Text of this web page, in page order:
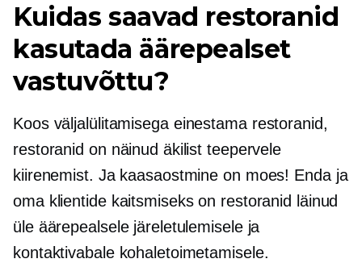
Kuidas saavad restoranid
kasutada äärepealset
vastuvõttu?
Koos väljalülitamisega einestamarestoranid,
restoranid on näinud äkilist teepervele
kiirenemist. Ja kaasaostmine on moes! Enda ja
oma klientide kaitsmiseks on restoranid läinud
üle äärepealsele järeletulemisele ja
kontaktivabale kohaletoimetamisele.